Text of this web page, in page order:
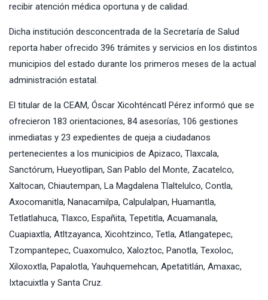
recibir atención médica oportuna y de calidad.
Dicha institución desconcentrada de la Secretaría de Salud
reporta haber ofrecido 396 trámites y servicios en los distintos
municipios del estado durante los primeros meses de la actual
administración estatal.
El titular de la CEAM, Óscar Xicohténcatl Pérez informó que se
ofrecieron 183 orientaciones, 84 asesorías, 106 gestiones
inmediatas y 23 expedientes de queja a ciudadanos
pertenecientes a los municipios de Apizaco, Tlaxcala,
Sanctórum, Hueyotlipan, San Pablo del Monte, Zacatelco,
Xaltocan, Chiautempan, La Magdalena Tlaltelulco, Contla,
Axocomanitla, Nanacamilpa, Calpulalpan, Huamantla,
Tetlatlahuca, Tlaxco, Españita, Tepetitla, Acuamanala,
Cuapiaxtla, Atltzayanca, Xicohtzinco, Tetla, Atlangatepec,
Tzompantepec, Cuaxomulco, Xaloztoc, Panotla, Texoloc,
Xiloxoxtla, Papalotla, Yauhquemehcan, Apetatitlán, Amaxac,
Ixtacuixtla y Santa Cruz.